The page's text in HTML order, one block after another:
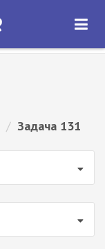
ОТКРЫТЬ
/ Задача 131